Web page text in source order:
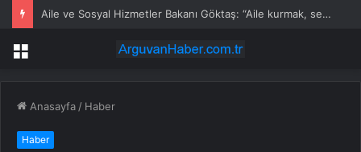
Aile ve Sosyal Hizmetler Bakanı Göktaş: “Aile kurmak, sevgi, sadakat ve sorumluluk üstüne yeni bir hayat kurmaktır”
Menü
Anasayfa / Haber
Haber